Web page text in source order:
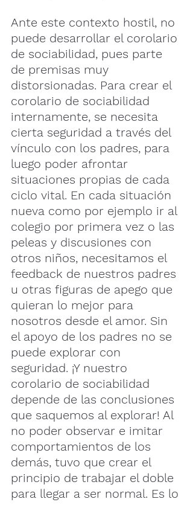
Ante este contexto hostil, no
puede desarrollar el corolario
de sociabilidad, pues parte
de premisas muy
distorsionadas. Para crear el
corolario de sociabilidad
internamente, se necesita
cierta seguridad a través del
vínculo con los padres, para
luego poder afrontar
situaciones propias de cada
ciclo vital. En cada situación
nueva como por ejemplo ir al
colegio por primera vez o las
peleas y discusiones con
otros niños, necesitamos el
feedback de nuestros padres
u otras figuras de apego que
quieran lo mejor para
nosotros desde el amor. Sin
el apoyo de los padres no se
puede explorar con
seguridad. ¡Y nuestro
corolario de sociabilidad
depende de las conclusiones
que saquemos al explorar! Al
no poder observar e imitar
comportamientos de los
demás, tuvo que crear el
principio de trabajar el doble
para llegar a ser normal. Es lo